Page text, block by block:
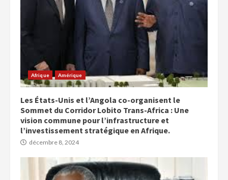
Afrique Amérique
Les États-Unis et l’Angola co-organisent le
Sommet du Corridor Lobito Trans-Africa : Une
vision commune pour l’infrastructure et
l’investissement stratégique en Afrique.
décembre 8, 2024